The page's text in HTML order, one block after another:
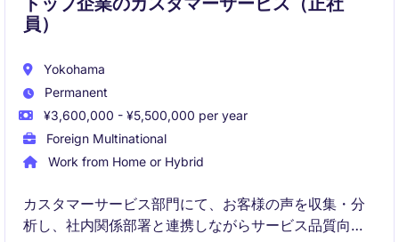
員）
Yokohama
Permanent
¥3,600,000 - ¥5,500,000 per year
Foreign Multinational
Work from Home or Hybrid
カスタマーサービス部門にて、お客様の声を収集・分
析し、社内関係部署と連携しながらサービス品質向上